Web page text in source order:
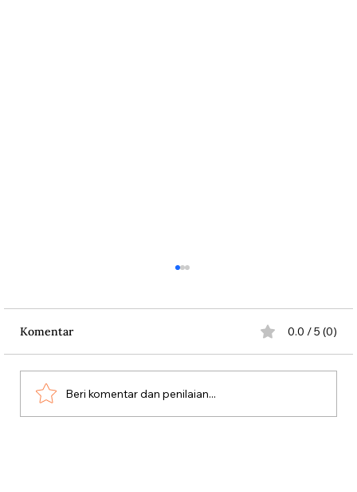
Komentar 0.0 / 5 (0)
Beri komentar dan penilaian...